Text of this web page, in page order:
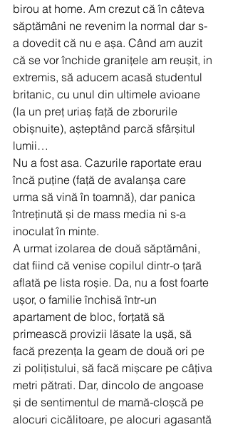
birou at home. Am crezut că în câteva
săptămâni ne revenim la normal dar s-
a dovedit că nu e așa. Când am auzit
că se vor închide granițele am reușit, in
extremis, să aducem acasă studentul
britanic, cu unul din ultimele avioane
(la un preț uriaș față de zborurile
obișnuite), așteptând parcă sfârșitul
lumii…
Nu a fost asa. Cazurile raportate erau
încă puține (față de avalanșa care
urma să vină în toamnă), dar panica
întreținută și de mass media ni s-a
inoculat în minte.
A urmat izolarea de două săptămâni,
dat fiind că venise copilul dintr-o țară
aflată pe lista roșie. Da, nu a fost foarte
ușor, o familie închisă într-un
apartament de bloc, forțată să
primească provizii lăsate la ușă, să
facă prezența la geam de două ori pe
zi polițistului, să facă mișcare pe câțiva
metri pătrati. Dar, dincolo de angoase
și de sentimentul de mamă-cloșcă pe
alocuri cicălitoare, pe alocuri agasantă